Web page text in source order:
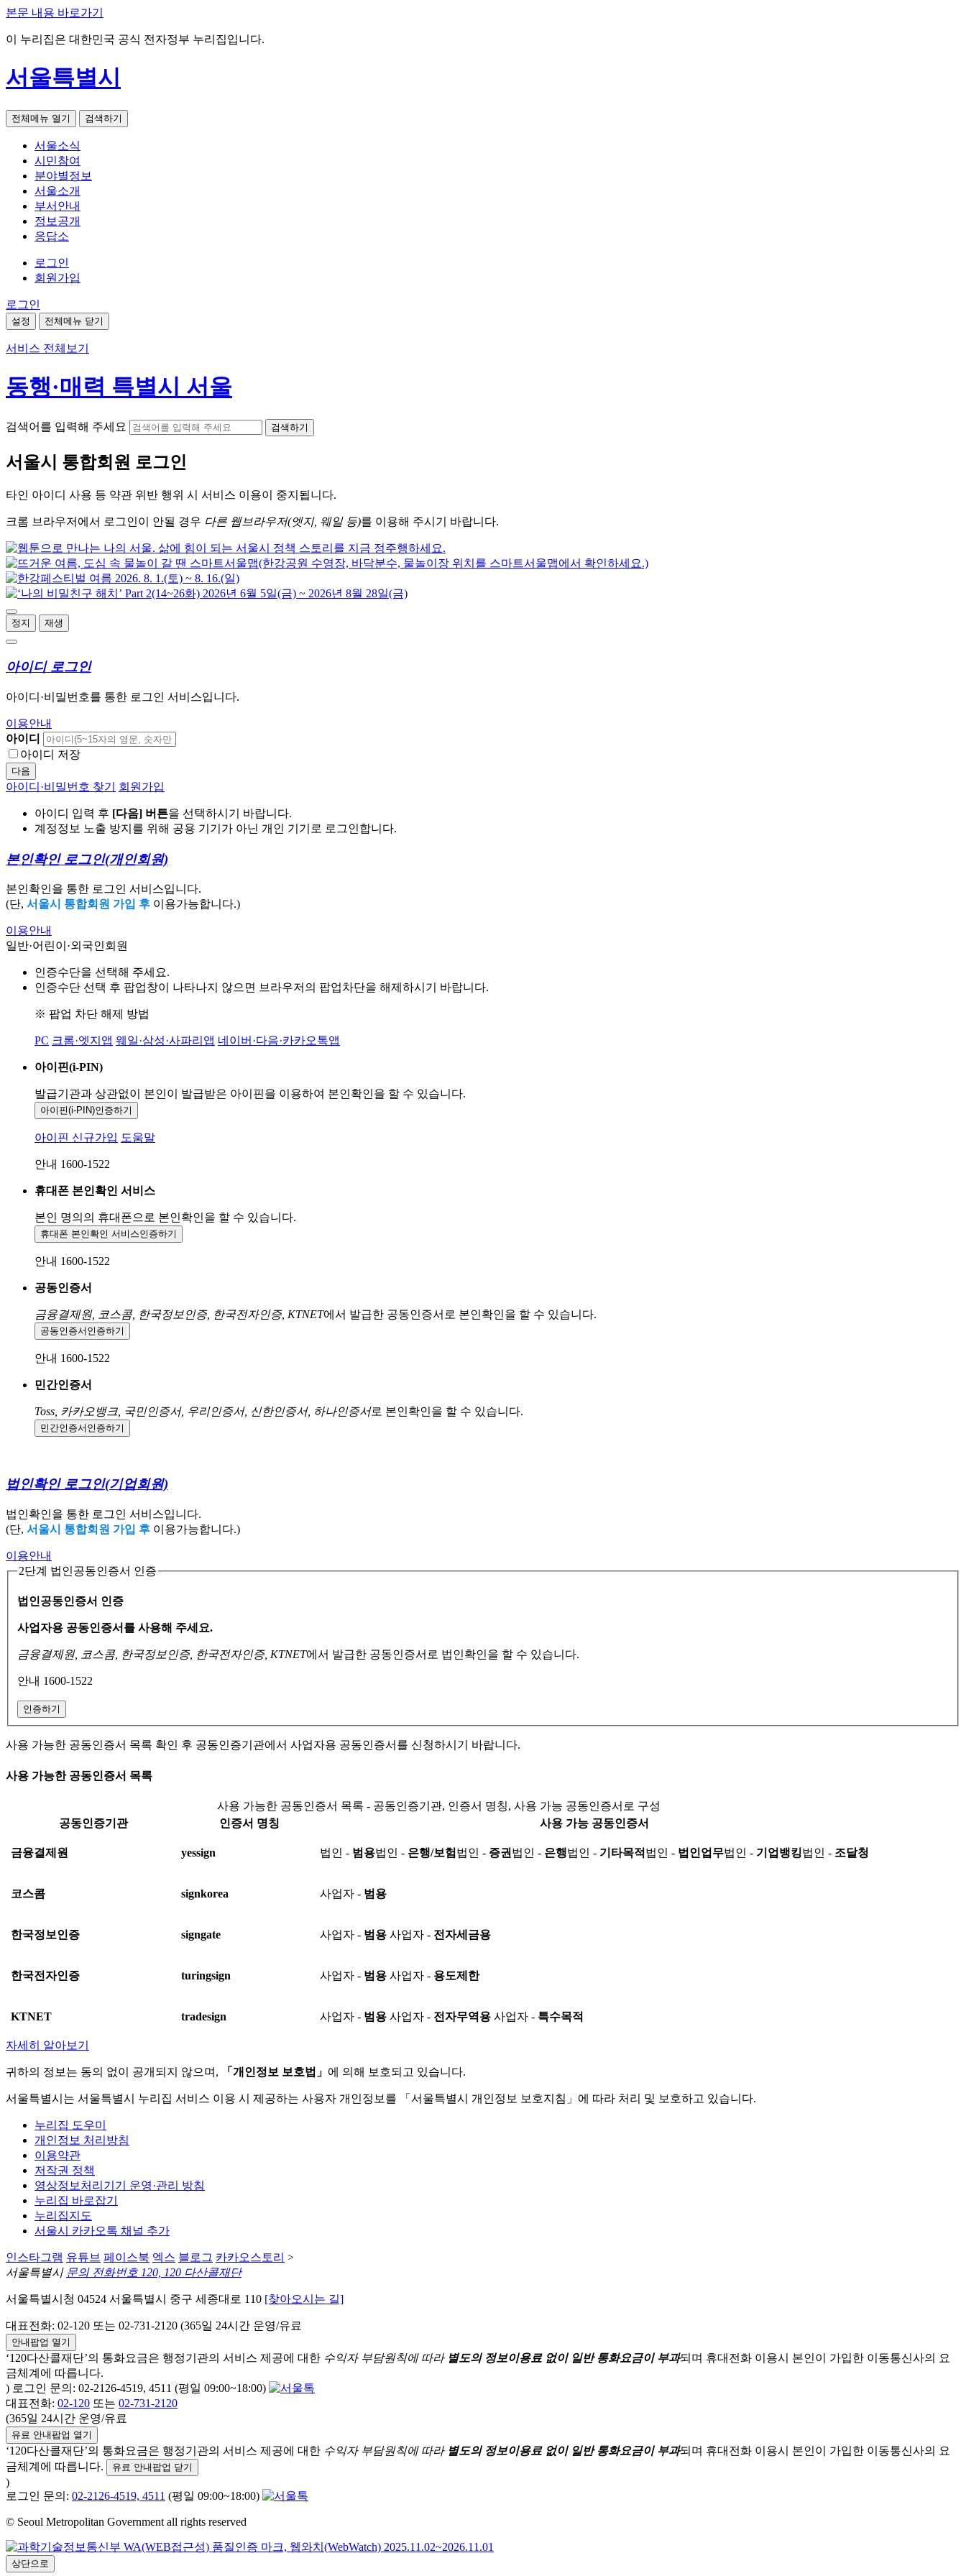
본문 내용 바로가기
이 누리집은 대한민국 공식 전자정부 누리집입니다.
서울특별시
전체메뉴 열기 검색하기
서울소식
시민참여
분야별정보
서울소개
부서안내
정보공개
응답소
로그인
회원가입
로그인
설정 전체메뉴 닫기
서비스 전체보기
동행·매력 특별시 서울
검색어를 입력해 주세요 검색하기
서울시 통합회원 로그인
타인 아이디 사용 등 약관 위반 행위 시 서비스 이용이 중지됩니다.
크롬 브라우저에서 로그인이 안될 경우 다른 웹브라우저(엣지, 웨일 등)를 이용해 주시기 바랍니다.
정지 재생
아이디 로그인
아이디·비밀번호를 통한 로그인 서비스입니다.
이용안내
아이디
아이디 저장
다음
아이디·비밀번호 찾기 회원가입
아이디 입력 후 [다음] 버튼을 선택하시기 바랍니다.
계정정보 노출 방지를 위해 공용 기기가 아닌 개인 기기로 로그인합니다.
본인확인 로그인(개인회원)
본인확인을 통한 로그인 서비스입니다.
(단, 서울시 통합회원 가입 후 이용가능합니다.)
이용안내
일반·어린이·외국인회원
인증수단을 선택해 주세요.
인증수단 선택 후 팝업창이 나타나지 않으면 브라우저의 팝업차단을 해제하시기 바랍니다.
※ 팝업 차단 해제 방법
PC 크롬·엣지앱 웨일·삼성·사파리앱 네이버·다음·카카오톡앱
아이핀(i-PIN)
발급기관과 상관없이 본인이 발급받은 아이핀을 이용하여 본인확인을 할 수 있습니다.
아이핀(i-PIN)인증하기
아이핀 신규가입 도움말
안내 1600-1522
휴대폰 본인확인 서비스
본인 명의의 휴대폰으로 본인확인을 할 수 있습니다.
휴대폰 본인확인 서비스인증하기
안내 1600-1522
공동인증서
금융결제원, 코스콤, 한국정보인증, 한국전자인증, KTNET에서 발급한 공동인증서로 본인확인을 할 수 있습니다.
공동인증서 인증하기
안내 1600-1522
민간인증서
Toss, 카카오뱅크, 국민인증서, 우리인증서, 신한인증서, 하나인증서로 본인확인을 할 수 있습니다.
민간인증서 인증하기
법인확인 로그인(기업회원)
법인확인을 통한 로그인 서비스입니다.
(단, 서울시 통합회원 가입 후 이용가능합니다.)
이용안내
2단계 법인공동인증서 인증
법인공동인증서 인증
사업자용 공동인증서를 사용해 주세요.
금융결제원, 코스콤, 한국정보인증, 한국전자인증, KTNET에서 발급한 공동인증서로 법인확인을 할 수 있습니다.
안내 1600-1522
인증하기
사용 가능한 공동인증서 목록 확인 후 공동인증기관에서 사업자용 공동인증서를 신청하시기 바랍니다.
사용 가능한 공동인증서 목록
사용 가능한 공동인증서 목록 - 공동인증기관, 인증서 명칭, 사용 가능 공동인증서로 구성
공동인증기관
인증서 명칭 사용 가능 공동인증서
금융결제원 yessign 법인 - 범용법인 - 은행/보험 법인 - 증권 법인 - 은행법인 - 기타목적 법인 - 법인업무법인 - 기업뱅킹법인 - 조달청
코스콤 signkorea 사업자 - 범용
한국정보인증 signgate 사업자 - 범용 사업자 - 전자세금용
한국전자인증 turingsign 사업자 - 범용 사업자 - 용도제한
KTNET tradesign 사업자 - 범용 사업자 - 전자무역용 사업자 - 특수목적
자세히 알아보기
귀하의 정보는 동의 없이 공개되지 않으며, 「개인정보 보호법」 에 의해 보호되고 있습니다.
서울특별시는 서울특별시 누리집 서비스 이용 시 제공하는 사용자 개인정보를 「서울특별시 개인정보 보호지침」에 따라 처리 및 보호하고 있습니다.
누리집 도우미
개인정보 처리방침
이용약관
저작권 정책
영상정보처리기기 운영·관리 방침
누리집 바로잡기
누리집지도
서울시 카카오톡 채널 추가
인스타그램 유튜브 페이스북 엑스 블로그 카카오스토리 >
서울특별시 문의 전화번호 120, 120 다산콜재단
서울특별시청 04524 서울특별시 중구 세종대로 110 [찾아오시는 길]
대표전화: 02-120 또는 02-731-2120 (365일 24시간 운영/유료
안내팝업 열기
‘120다산콜재단’의 통화요금은 행정기관의 서비스 제공에 대한 수익자 부담원칙에 따라 별도의 정보이용료 없이 일반 통화요금이 부과되며 휴대전화 이용시 본인이 가입한 이동통신사의 요
금체계에 따릅니다.
) 로그인 문의: 02-2126-4519, 4511 (평일 09:00~18:00)
대표전화: 02-120 또는 02-731-2120
(365일 24시간 운영/유료
유료 안내팝업 열기
‘120다산콜재단’의 통화요금은 행정기관의 서비스 제공에 대한 수익자 부담원칙에 따라 별도의 정보이용료 없이 일반 통화요금이 부과되며 휴대전화 이용시 본인이 가입한 이동통신사의 요
금체계에 따릅니다.
유료 안내팝업 닫기
)
로그인 문의: 02-2126-4519, 4511 (평일 09:00~18:00)
© Seoul Metropolitan Government all rights reserved
상단으로